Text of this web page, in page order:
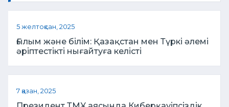
5 желтоқсан, 2025
Ғылым және білім: Қазақстан мен Түркі әлемі
әріптестікті нығайтуға келісті
7 қазан, 2025